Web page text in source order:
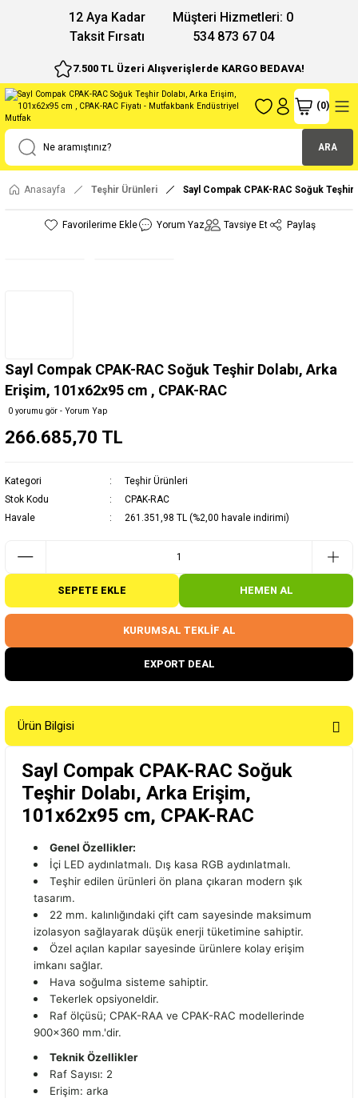
12 Aya Kadar
Taksit Fırsatı
Müşteri Hizmetleri: 0
534 873 67 04
7.500 TL Üzeri Alışverişlerde KARGO BEDAVA!
ARA
(0)
Anasayfa Teşhir Ürünleri Sayl Compak CPAK-RAC Soğuk
Yorum Yaz Tavsiye Et Paylaş
Sayl Compak CPAK-RAC Soğuk Teşhir Dolabı, Arka
Erişim, 101x62x95 cm , CPAK-RAC
0 yorumu gör - Yorum Yap
266.685,70 TL
Kategori
Teşhir Ürünleri
Stok Kodu
CPAK-RAC
Havale
261.351,98 TL (%2,00 havale indirimi)
SEPETE EKLE HEMEN AL
KURUMSAL TEKLİF AL
EXPORT DEAL
Ürün Bilgisi
Sayl Compak CPAK-RAC Soğuk
Teşhir Dolabı, Arka Erişim,
101x62x95 cm, CPAK-RAC
Genel Özellikler:
İçi LED aydınlatmalı. Dış kasa RGB aydınlatmalı.
Teşhir edilen ürünleri ön plana çıkaran modern şık
tasarım.
22 mm. kalınlığındaki çift cam sayesinde maksimum
izolasyon sağlayarak düşük enerji tüketimine sahiptir.
Özel açılan kapılar sayesinde ürünlere kolay erişim
imkanı sağlar.
Hava soğulma sisteme sahiptir.
Tekerlek opsiyoneldir.
Raf ölçüsü; CPAK-RAA ve CPAK-RAC modellerinde
900x360 mm.'dir.
Teknik Özellikler
Raf Sayısı: 2
Erişim: arka